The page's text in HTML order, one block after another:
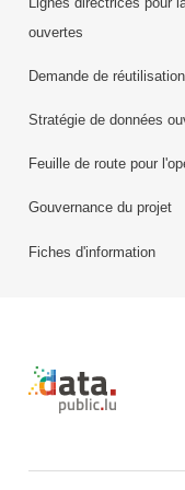
ouvertes
Demande de
Stratégie de données
Feuille de route pour
Gouvernance du projet
Fiches d'information
Retour à l'accueil